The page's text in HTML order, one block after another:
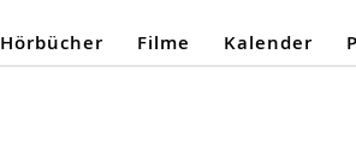
Hörbücher Filme Kalender